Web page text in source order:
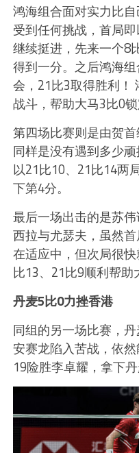
鸿海组合面对实力比
受到任何挑战，首局
继续挺进，先来一个8
得到一分。之后鸿海
会，21比3取得胜利！
战斗，帮助大马3比0锁
第四场比赛则是由贺
同样是没有遇到多少
以21比10、21比14两
下第4分。
最后一场出击的是苏
西拉与尤瑟夫，虽然
在适应中，但次局很
比13、21比9顺利帮助
丹麦5比0力挫香港
同组的另一场比赛，
安赛龙陷入苦战，依
19险胜李卓耀，拿下丹